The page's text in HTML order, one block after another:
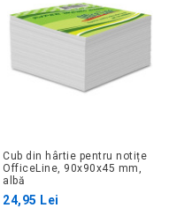
Cub din hârtie pentru notițe
OfficeLine, 90x90x45 mm,
albă
24,95 Lei